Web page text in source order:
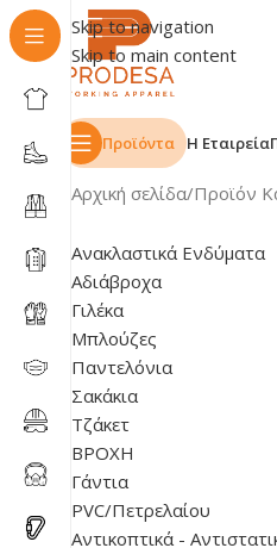
Skip to navigation
Skip to main content
Προϊόντα Η Εταιρεία
Αρχική σελίδα Προϊόν
Ανακλαστικά Ενδύματα
Αδιάβροχα
Γιλέκα
Μπλούζες
Παντελόνια
Σακάκια
Τζάκετ
ΒΡΟΧΗ
Γάντια
PVC/Πετρελαίου
Αντικοπτικά -